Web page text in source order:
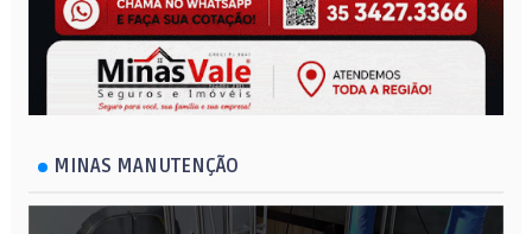
MINAS MANUTENÇÃO